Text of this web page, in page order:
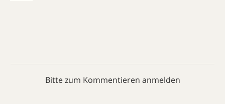
Bitte zum Kommentieren anmelden